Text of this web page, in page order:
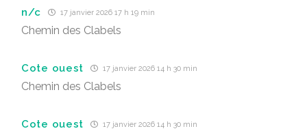
n/c 17 janvier 2026 17 h 19 min
Chemin des Clabels
Cote ouest 17 janvier 2026 14 h 30 min
Chemin des Clabels
Cote ouest 17 janvier 2026 14 h 30 min